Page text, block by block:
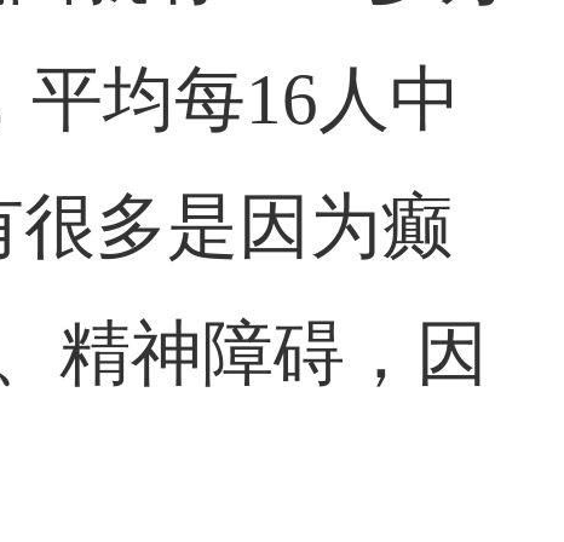
均每16人中
多是因为癫
精神障碍，因